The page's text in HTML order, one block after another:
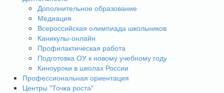
Дополнительное образование
Медиация
Всероссийская олимпиада школьников
Каникулы-онлайн
Профилактическая работа
Подготовка ОУ к новому учебному году
Киноуроки в школах России
Профессиональная ориентация
Центры "Точка роста"